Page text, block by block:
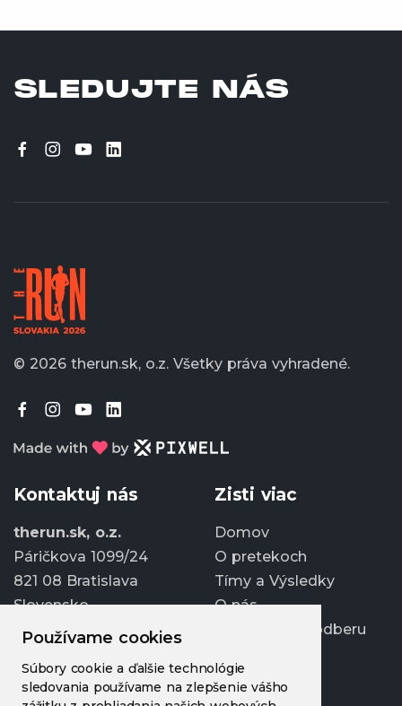
Používame cookies
Súbory cookie a ďalšie technológie
sledovania používame na zlepšenie vášho
SLEDUJTE NÁS
© 2026 therun.sk, o.z. Všetky práva vyhradené.
Kontaktuj nás
therun.sk, o.z.
Páričkova 1099/24
821 08 Bratislava
Slovensko
info@therun.sk
+421 907 807 363
Zisti viac
Domov
O pretekoch
Tímy a Výsledky
O nás
Prihlásiť sa k odberu